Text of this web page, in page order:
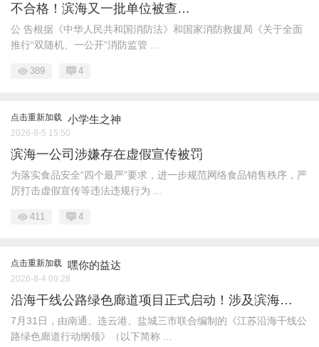
不合格！滨海又一批单位被查…
公 告根据《中华人民共和国消防法》和国家消防救援局《关于全面
推行“双随机、一公开”消防监管 ...
389 4
点击重新加载 小学生之神
2026-8-5 15:50
滨海一公司涉嫌存在虚假宣传被罚
为落实食品安全“四个最严”要求，进一步规范网络食品销售秩序，严
厉打击虚假宣传等违法违规行为 ...
411 4
点击重新加载 嘿你的益达
2026-8-4 09:28
沿海干线公路绿色廊道项目正式启动！涉及滨海…
7月31日，由南通、连云港、盐城三市联合编制的《江苏沿海干线公
路绿色廊道行动纲领》（以下简称 ...